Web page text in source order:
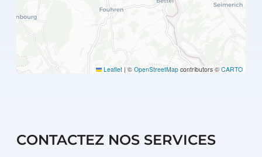
Leaflet | © OpenStreetMap contributors © CARTO
CONTACTEZ NOS SERVICES